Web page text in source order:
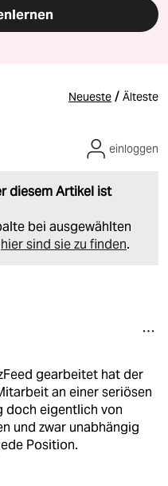
Neueste / Älteste
diesem Artikel ist
bei ausgewählten
hier sind sie zu finden.
einloggen
gearbeitet hat der
an einer seriösen
doch eigentlich von
und zwar unabhängig
Position.